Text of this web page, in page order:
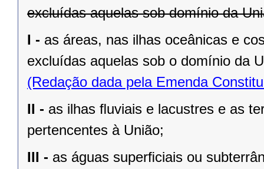
excluídas aquelas sob domínio da
I - as áreas, nas ilhas oceânicas e
excluídas aquelas sob o domínio da
(Redação dada pela Emenda
II - as ilhas ﬂuviais e lacustres e as
pertencentes à União;
III - as águas superﬁciais ou